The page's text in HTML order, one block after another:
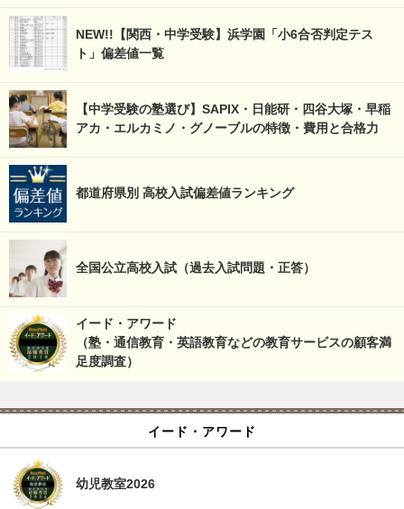
NEW!!【関西・中学受験】浜学園「小6合否判定テス
ト」偏差値一覧
【中学受験の塾選び】SAPIX・日能研・四谷大塚・早稲
アカ・エルカミノ・グノーブルの特徴・費用と合格力
都道府県別 高校入試偏差値ランキング
全国公立高校入試（過去入試問題・正答）
イード・アワード
（塾・通信教育・英語教育などの教育サービスの顧客満
足度調査）
イード・アワード
幼児教室2026